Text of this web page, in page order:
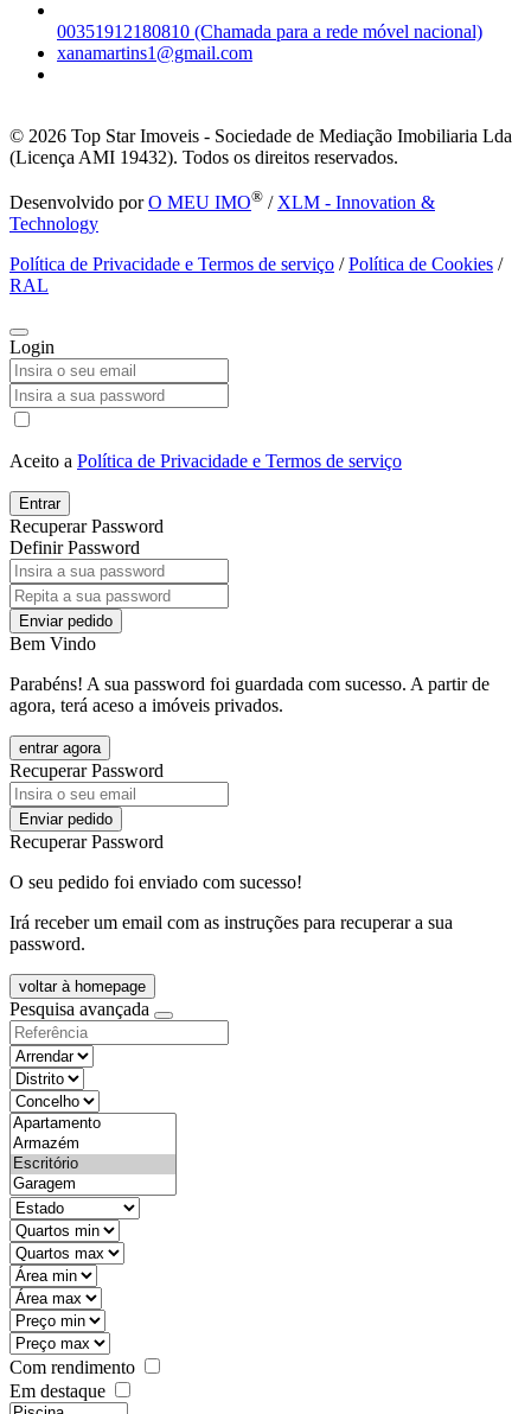
00351912180810 (Chamada para a rede móvel nacional)
xanamartins1@gmail.com
© 2026 Top Star Imoveis - Sociedade de Mediação Imobiliaria Lda
(Licença AMI 19432). Todos os direitos reservados.
Desenvolvido porO MEU IMO® / XLM - Innovation &
Technology
Política de Privacidade e Termos de serviço /Política de Cookies /
RAL
Login
Aceito a Política de Privacidade e Termos de serviço
Entrar
Recuperar Password
Definir Password
Enviar pedido
Bem Vindo
Parabéns! A sua password foi guardada com sucesso. A partir de
agora, terá aceso a imóveis privados.
entrar agora
Recuperar Password
Enviar pedido
Recuperar Password
O seu pedido foi enviado com sucesso!
Irá receber um email com as instruções para recuperar a sua
password.
voltar à homepage
Pesquisa avançada
objective
districtId
countyId
types
state
mintypo
maxtypo
minarea
maxarea
minprice
maxprice
Com rendimento
Em destaque